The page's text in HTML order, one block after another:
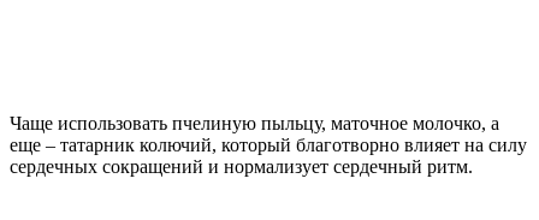
Чаще использовать пчелиную пыльцу, маточное молочко, а
еще – татарник колючий, который благотворно влияет на силу
сердечных сокращений и нормализует сердечный ритм.